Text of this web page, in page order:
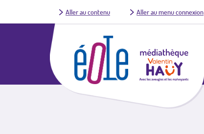
Aller au contenu Aller au menu connexion